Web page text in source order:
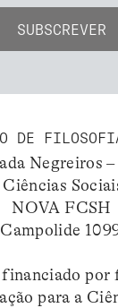
DE
Negreiros
NOVA FCSH
por
para a